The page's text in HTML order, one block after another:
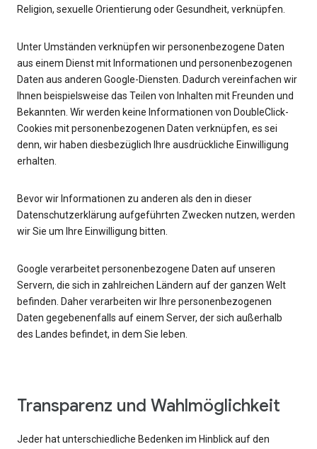
Religion, sexuelle Orientierung oder Gesundheit, verknüpfen.
Unter Umständen verknüpfen wir personenbezogene Daten
aus einem Dienst mit Informationen und personenbezogenen
Daten aus anderen Google-Diensten. Dadurch vereinfachen wir
Ihnen beispielsweise das Teilen von Inhalten mit Freunden und
Bekannten. Wir werden keine Informationen von DoubleClick-
Cookies mit personenbezogenen Daten verknüpfen, es sei
denn, wir haben diesbezüglich Ihre ausdrückliche Einwilligung
erhalten.
Bevor wir Informationen zu anderen als den in dieser
Datenschutzerklärung aufgeführten Zwecken nutzen, werden
wir Sie um Ihre Einwilligung bitten.
Google verarbeitet personenbezogene Daten auf unseren
Servern, die sich in zahlreichen Ländern auf der ganzen Welt
befinden. Daher verarbeiten wir Ihre personenbezogenen
Daten gegebenenfalls auf einem Server, der sich außerhalb
des Landes befindet, in dem Sie leben.
Transparenz und Wahlmöglichkeit
Jeder hat unterschiedliche Bedenken im Hinblick auf den